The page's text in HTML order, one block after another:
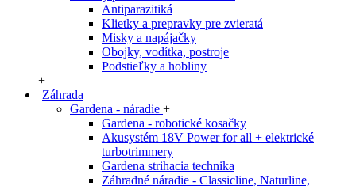
Antiparazitiká
Klietky a prepravky pre zvieratá
Misky a napájačky
Obojky, vodítka, postroje
Podstieľky a hobliny
+
Záhrada
Gardena - náradie +
Gardena - robotické kosačky
Akusystém 18V Power for all + elektrické
turbotrimmery
Gardena strihacia technika
Záhradné náradie - Classicline, Naturline,